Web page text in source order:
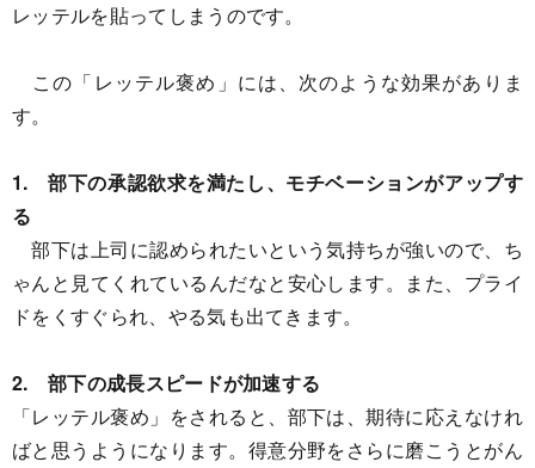
レッテルを貼ってしまうのです。
この「レッテル褒め」には、次のような効果がありま
す。
1. 部下の承認欲求を満たし、モチベーションがアップす
る
部下は上司に認められたいという気持ちが強いので、ち
ゃんと見てくれているんだなと安心します。また、プライ
ドをくすぐられ、やる気も出てきます。
2. 部下の成長スピードが加速する
「レッテル褒め」をされると、部下は、期待に応えなけれ
ばと思うようになります。得意分野をさらに磨こうとがん